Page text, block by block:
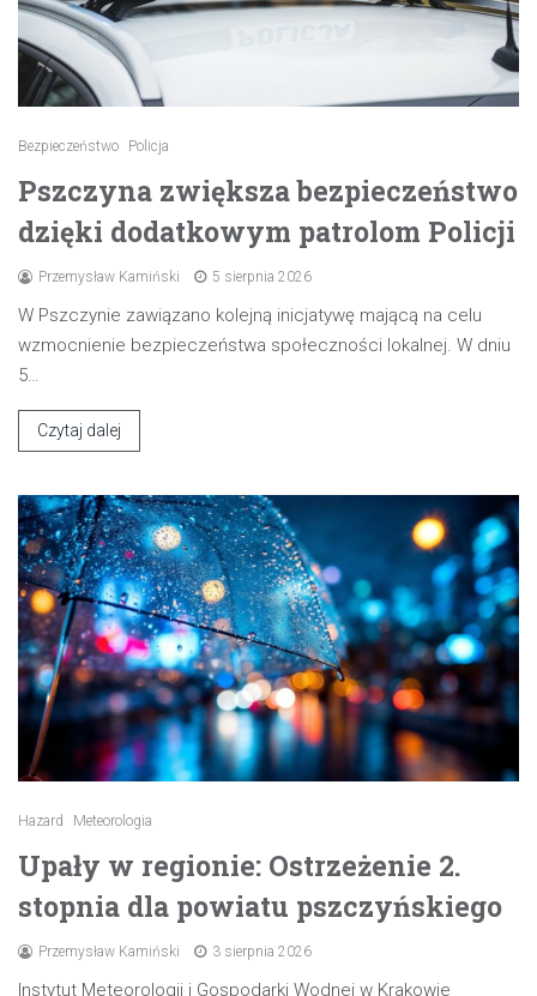
Bezpieczeństwo Policja
Pszczyna zwiększa bezpieczeństwo
dzięki dodatkowym patrolom Policji
Przemysław Kamiński 5 sierpnia 2026
W Pszczynie zawiązano kolejną inicjatywę mającą na celu
wzmocnienie bezpieczeństwa społeczności lokalnej. W dniu
5…
Czytaj dalej
Hazard Meteorologia
Upały w regionie: Ostrzeżenie 2.
stopnia dla powiatu pszczyńskiego
Przemysław Kamiński 3 sierpnia 2026
Instytut Meteorologii i Gospodarki Wodnej w Krakowie